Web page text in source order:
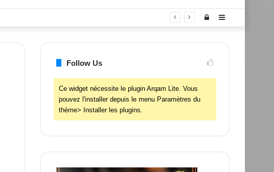
Sidebar
Connexion
Follow Us
Ce widget nécessite le plugin Arqam Lite. Vous
pouvez l'installer depuis le menu Paramètres du
thème> Installer les plugins.